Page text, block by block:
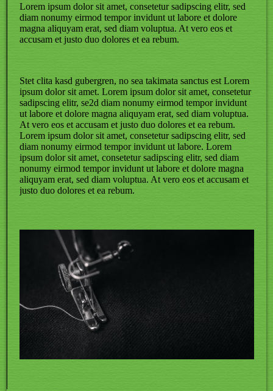
Lorem ipsum dolor sit amet, consetetur sadipscing elitr, sed
diam nonumy eirmod tempor invidunt ut labore et dolore
magna aliquyam erat, sed diam voluptua. At vero eos et
accusam et justo duo dolores et ea rebum.
Stet clita kasd gubergren, no sea takimata sanctus est Lorem
ipsum dolor sit amet. Lorem ipsum dolor sit amet, consetetur
sadipscing elitr, se2d diam nonumy eirmod tempor invidunt
ut labore et dolore magna aliquyam erat, sed diam voluptua.
At vero eos et accusam et justo duo dolores et ea rebum.
Lorem ipsum dolor sit amet, consetetur sadipscing elitr, sed
diam nonumy eirmod tempor invidunt ut labore. Lorem
ipsum dolor sit amet, consetetur sadipscing elitr, sed diam
nonumy eirmod tempor invidunt ut labore et dolore magna
aliquyam erat, sed diam voluptua. At vero eos et accusam et
justo duo dolores et ea rebum.